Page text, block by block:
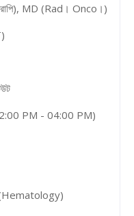
MD (Rad। Onco।)
(02:00 PM - 04:00 PM)